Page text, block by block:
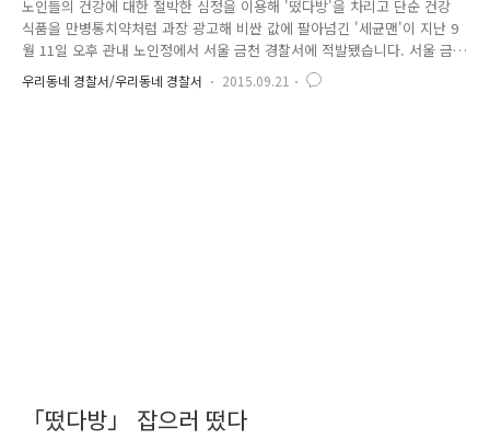
노인들의 건강에 대한 절박한 심정을 이용해 '떴다방'을 차리고 단순 건강
식품을 만병통치약처럼 과장 광고해 비싼 값에 팔아넘긴 '세균맨'이 지난 9
월 11일 오후 관내 노인정에서 서울 금천 경찰서에 적발됐습니다. 서울 금
천 경찰서는 지난해 11월, 올해 5월, 9월에도 '떴다방' 일당을 검거하는데
성공했는데요.. 노인대상 사기성 건강식품 판매자, 일명 '떴다방' 검거 기사
우리동네 경찰서/우리동네 경찰서 2015.09.21
「떴다방」 잡으러 떴다